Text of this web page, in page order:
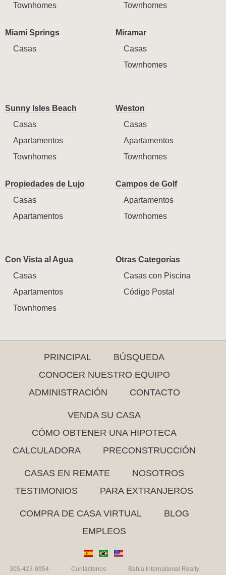
Townhomes
Townhomes
Miami Springs
Casas
Miramar
Casas
Townhomes
Sunny Isles Beach
Casas
Apartamentos
Townhomes
Weston
Casas
Apartamentos
Townhomes
Propiedades de Lujo
Casas
Apartamentos
Campos de Golf
Apartamentos
Townhomes
Con Vista al Agua
Casas
Apartamentos
Townhomes
Otras Categorías
Casas con Piscina
Código Postal
PRINCIPAL
BÚSQUEDA
CONOCER NUESTRO EQUIPO
ADMINISTRACIÓN
CONTACTO
VENDA SU CASA
CÓMO OBTENER UNA HIPOTECA
CALCULADORA
PRECONSTRUCCIÓN
CASAS EN REMATE
NOSOTROS
TESTIMONIOS
PARA EXTRANJEROS
COMPRA DE CASA VIRTUAL
BLOG
EMPLEOS
305-423-9954 Contáctenos Bahia International Realty